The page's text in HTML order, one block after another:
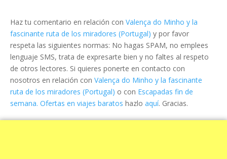
Haz tu comentario en relación con Valença do Minho y la
fascinante ruta de los miradores (Portugal) y por favor
respeta las siguientes normas: No hagas SPAM, no emplees
lenguaje SMS, trata de expresarte bien y no faltes al respeto
de otros lectores. Si quieres ponerte en contacto con
nosotros en relación con Valença do Minho y la fascinante
ruta de los miradores (Portugal) o con Escapadas fin de
semana. Ofertas en viajes baratos hazlo aquí. Gracias.